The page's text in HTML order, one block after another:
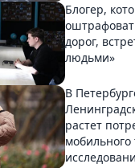
Блогер,
дорог,
людьми»
В
растет
мобильного